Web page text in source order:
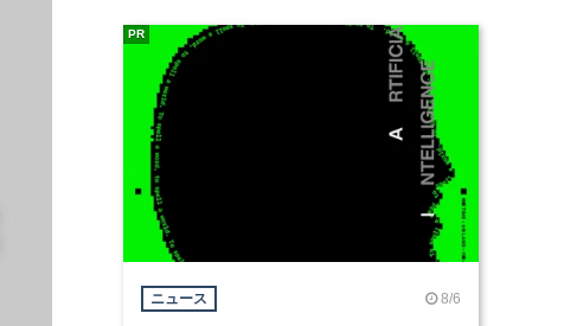
ニュース 8/6
PR